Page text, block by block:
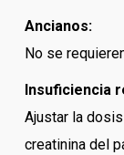
Ancianos:
No se
Insuficiencia
Ajustar la
creatinina del